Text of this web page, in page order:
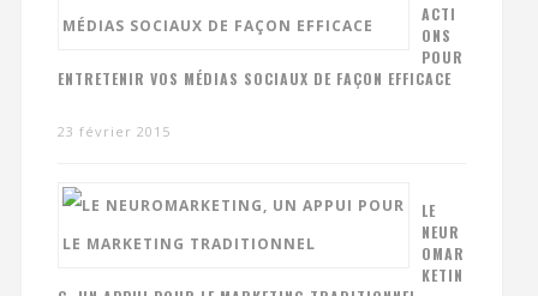
ACTI
ONS
POUR
ENTRETENIR VOS MÉDIAS SOCIAUX DE FAÇON EFFICACE
23 février 2015
LE
NEUR
OMAR
KETIN